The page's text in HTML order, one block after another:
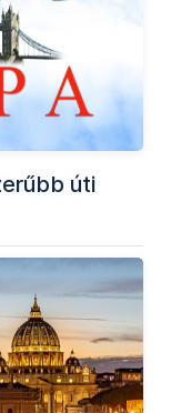
úti